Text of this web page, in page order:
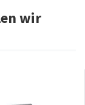
wir